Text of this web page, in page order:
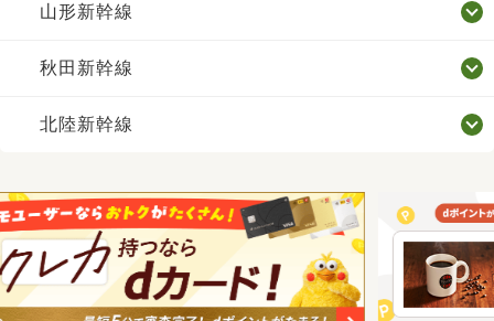
山形新幹線
秋田新幹線
北陸新幹線